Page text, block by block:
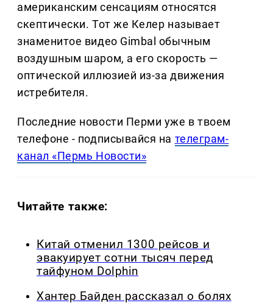
американским сенсациям относятся
скептически. Тот же Келер называет
знаменитое видео Gimbal обычным
воздушным шаром, а его скорость —
оптической иллюзией из-за движения
истребителя.
Последние новости Перми уже в твоем
телефоне - подписывайся на телеграм-
канал «Пермь Новости»
Читайте также:
Китай отменил 1300 рейсов и
эвакуирует сотни тысяч перед
тайфуном Dolphin
Хантер Байден рассказал о болях